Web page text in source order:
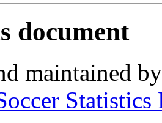
document
maintained